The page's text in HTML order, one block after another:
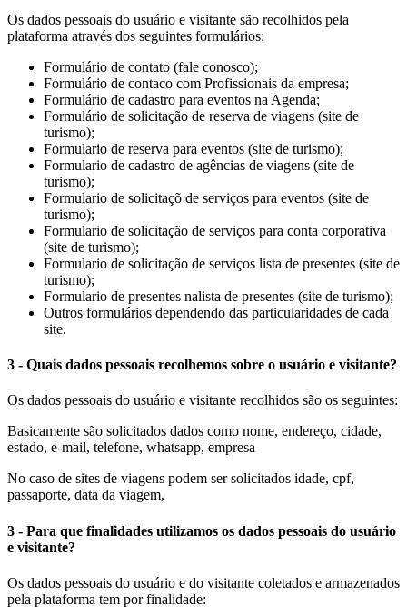
Os dados pessoais do usuário e visitante são recolhidos pela
plataforma através dos seguintes formulários:
Formulário de contato (fale conosco);
Formulário de contaco com Profissionais da empresa;
Formulário de cadastro para eventos na Agenda;
Formulário de solicitação de reserva de viagens (site de
turismo);
Formulario de reserva para eventos (site de turismo);
Formulario de cadastro de agências de viagens (site de
turismo);
Formulario de solicitaçõ de serviços para eventos (site de
turismo);
Formulario de solicitação de serviços para conta corporativa
(site de turismo);
Formulario de solicitação de serviços lista de presentes (site de
turismo);
Formulario de presentes nalista de presentes (site de turismo);
Outros formulários dependendo das particularidades de cada
site.
3 - Quais dados pessoais recolhemos sobre o usuário e visitante?
Os dados pessoais do usuário e visitante recolhidos são os seguintes:
Basicamente são solicitados dados como nome, endereço, cidade,
estado, e-mail, telefone, whatsapp, empresa
No caso de sites de viagens podem ser solicitados idade, cpf,
passaporte, data da viagem,
3 - Para que finalidades utilizamos os dados pessoais do usuário
e visitante?
Os dados pessoais do usuário e do visitante coletados e armazenados
pela plataforma tem por finalidade: